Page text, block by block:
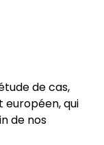
de cas,
qui
de nos